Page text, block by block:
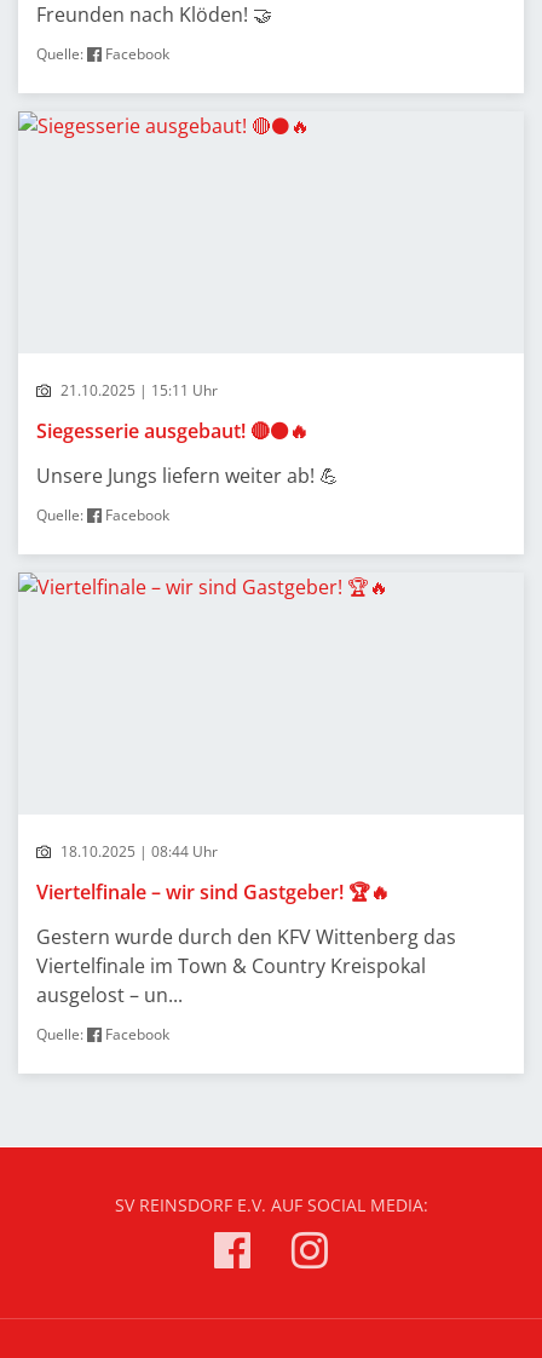
Freunden nach Klöden! 🤝
Quelle: Facebook
21.10.2025 | 15:11 Uhr
Siegesserie ausgebaut! 🔴⚫🔥
Unsere Jungs liefern weiter ab! 💪
Quelle: Facebook
18.10.2025 | 08:44 Uhr
Viertelfinale – wir sind Gastgeber! 🏆🔥
Gestern wurde durch den KFV Wittenberg das
Viertelfinale im Town & Country Kreispokal
ausgelost – un...
Quelle: Facebook
SV REINSDORF E.V. AUF SOCIAL MEDIA: